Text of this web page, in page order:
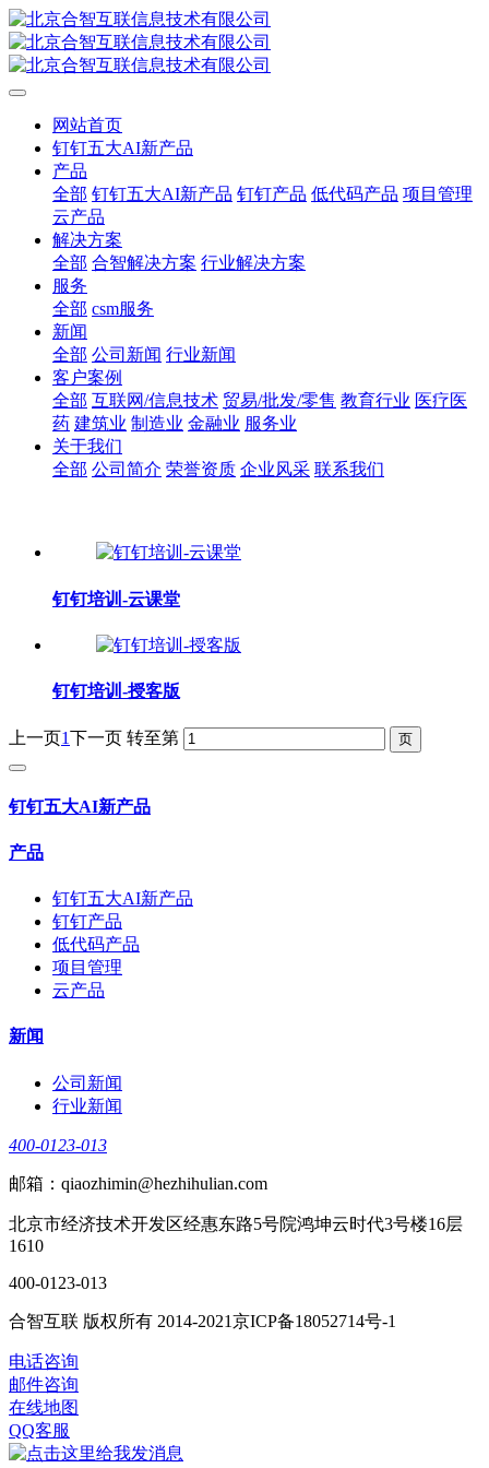
网站首页
钉钉五大AI新产品
产品
全部 钉钉五大AI新产品 钉钉产品 低代码产品 项目管理
云产品
解决方案
全部 合智解决方案 行业解决方案
服务
全部 csm服务
新闻
全部 公司新闻 行业新闻
客户案例
全部 互联网/信息技术 贸易/批发/零售 教育行业 医疗医
药 建筑业 制造业 金融业 服务业
关于我们
全部 公司简介 荣誉资质 企业风采 联系我们
钉钉培训-云课堂
钉钉培训-授客版
上一页1下一页 转至第
钉钉五大AI新产品
产品
钉钉五大AI新产品
钉钉产品
低代码产品
项目管理
云产品
新闻
公司新闻
行业新闻
400-0123-013
邮箱：qiaozhimin@hezhihulian.com
北京市经济技术开发区经惠东路5号院鸿坤云时代3号楼16层
1610
400-0123-013
合智互联 版权所有 2014-2021京ICP备18052714号-1
电话咨询
邮件咨询
在线地图
QQ客服